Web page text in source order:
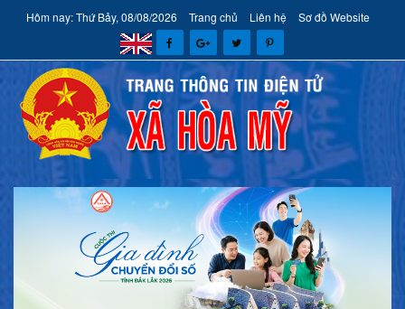
Hôm nay: Thứ Bảy, 08/08/2026 Trang chủ Liên hệ Sơ đồ Website